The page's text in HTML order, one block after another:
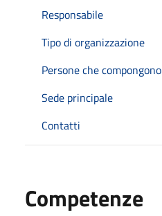
Responsabile
Tipo di organizzazione
Persone che
Sede principale
Contatti
Competenze